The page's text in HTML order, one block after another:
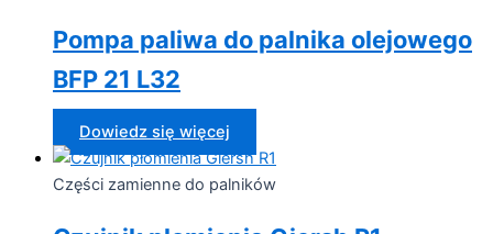
Pompa paliwa do palnika olejowego
BFP 21 L32
Dowiedz się więcej
Części zamienne do palników